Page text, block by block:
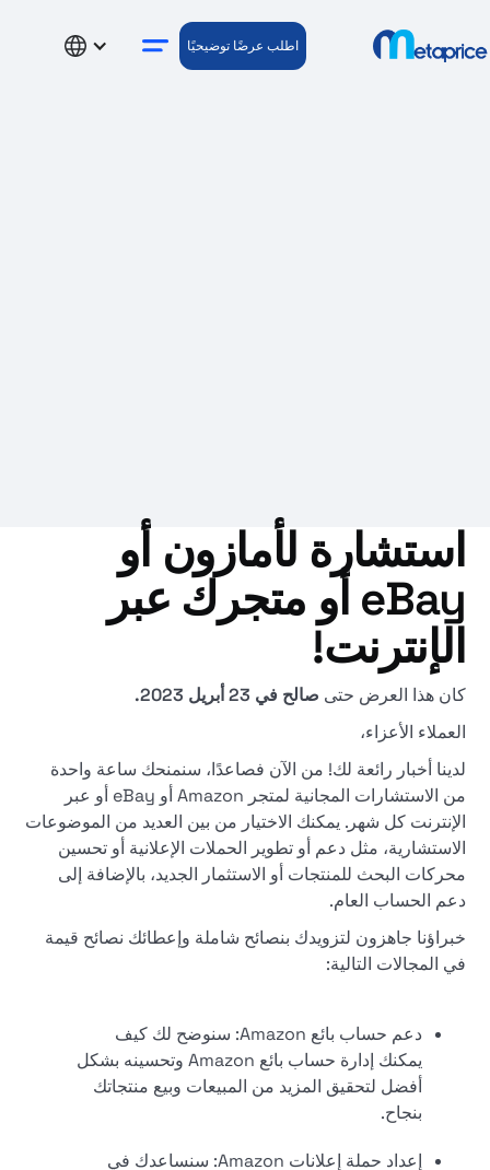
اطلب عرضًا توضيحيًا
استشارة لأمازون أو
eBay أو متجرك عبر
الإنترنت!
كان هذا العرض حتى صالح في 23 أبريل 2023.
العملاء الأعزاء،
لدينا أخبار رائعة لك! من الآن فصاعدًا، سنمنحك ساعة واحدة
من الاستشارات المجانية لمتجر Amazon أو eBay أو عبر
الإنترنت كل شهر. يمكنك الاختيار من بين العديد من الموضوعات
الاستشارية، مثل دعم أو تطوير الحملات الإعلانية أو تحسين
محركات البحث للمنتجات أو الاستثمار الجديد، بالإضافة إلى
دعم الحساب العام.
خبراؤنا جاهزون لتزويدك بنصائح شاملة وإعطائك نصائح قيمة
في المجالات التالية:
دعم حساب بائع Amazon: سنوضح لك كيف
يمكنك إدارة حساب بائع Amazon وتحسينه بشكل
أفضل لتحقيق المزيد من المبيعات وبيع منتجاتك
بنجاح.
إعداد حملة إعلانات Amazon: سنساعدك في